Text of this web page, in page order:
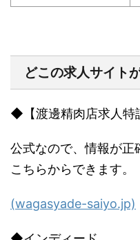
どこの求人サイト
◆ 【渡邊精肉店求人
公式なので、情報が正
こちらからできます。
(wagasyade-saiyo.jp)